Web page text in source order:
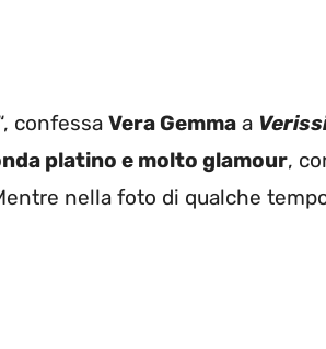
confessa Vera Gemma a
platino e molto glamour,
nella foto di qualche